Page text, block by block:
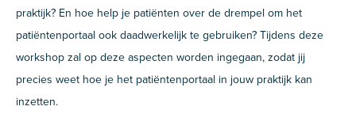
praktijk? En hoe help je patiënten over de drempel om het
patiëntenportaal ook daadwerkelijk te gebruiken? Tijdens deze
workshop zal op deze aspecten worden ingegaan, zodat jij
precies weet hoe je het patiëntenportaal in jouw praktijk kan
inzetten.